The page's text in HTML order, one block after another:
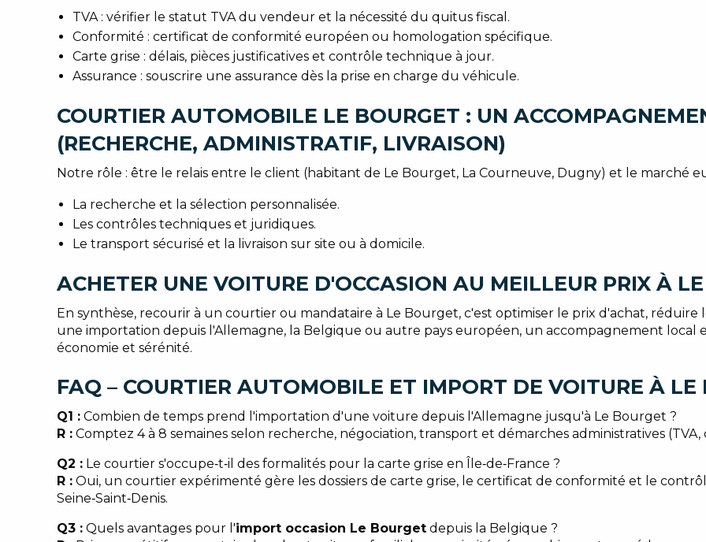
TVA : vérifier le statut TVA du vendeur et la nécessité du quitus fiscal.
Conformité : certificat de conformité européen ou homologation spécifique.
Carte grise : délais, pièces justificatives et contrôle technique à jour.
Assurance : souscrire une assurance dès la prise en charge du véhicule.
COURTIER AUTOMOBILE LE BOURGET : UN
(RECHERCHE, ADMINISTRATIF, LIVRAISON)
Notre rôle : être le relais entre le client (habitant de Le Bourget, La Courneuve, Dugny) et le marché
La recherche et la sélection personnalisée.
Les contrôles techniques et juridiques.
Le transport sécurisé et la livraison sur site ou à domicile.
ACHETER UNE VOITURE D'OCCASION AU MEILLEUR PRIX À LE
En synthèse, recourir à un courtier ou mandataire à Le Bourget, c'est optimiser le prix d'achat, réduire
une importation depuis l'Allemagne, la Belgique ou autre pays européen, un accompagnement local en
économie et sérénité.
FAQ – COURTIER AUTOMOBILE ET IMPORT DE VOITURE À LE
Q1 : Combien de temps prend l'importation d'une voiture depuis l'Allemagne jusqu'à Le Bourget ?
R : Comptez 4 à 8 semaines selon recherche, négociation, transport et démarches administratives (TVA,
Q2 : Le courtier s'occupe‑t‑il des formalités pour la carte grise en Île‑de‑France ?
R : Oui, un courtier expérimenté gère les dossiers de carte grise, le certificat de conformité et le
Seine‑Saint‑Denis.
Q3 : Quels avantages pour l'import occasion Le Bourget depuis la Belgique ?